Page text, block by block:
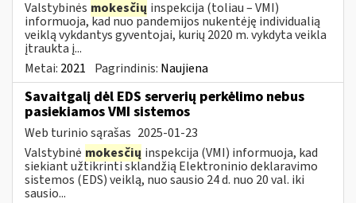
Valstybinės mokesčių inspekcija (toliau – VMI)
informuoja, kad nuo pandemijos nukentėję individualią
veiklą vykdantys gyventojai, kurių 2020 m. vykdyta veikla
įtraukta į...
Metai: 2021 Pagrindinis: Naujiena
Savaitgalį dėl EDS serverių perkėlimo nebus
pasiekiamos VMI sistemos
Web turinio sąrašas 2025-01-23
Valstybinė mokesčių inspekcija (VMI) informuoja, kad
siekiant užtikrinti sklandžią Elektroninio deklaravimo
sistemos (EDS) veiklą, nuo sausio 24 d. nuo 20 val. iki
sausio...